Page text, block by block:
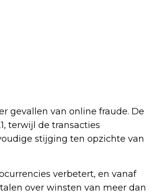
gevallen van online fraude. De
terwijl de transacties
stijging ten opzichte van
verbetert, en vanaf
over winsten van meer dan